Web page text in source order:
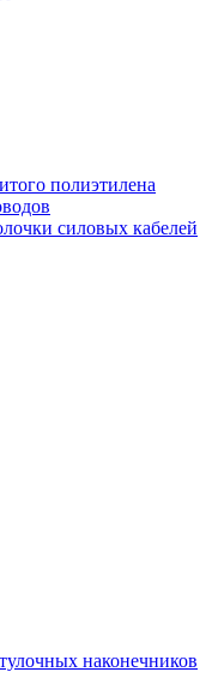
полиэтилена
силовых кабелей
наконечников